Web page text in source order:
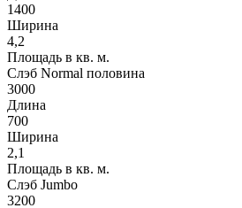
1400
Ширина
4,2
Площадь в кв. м.
Слэб Normal половина
3000
Длина
700
Ширина
2,1
Площадь в кв. м.
Слэб Jumbo
3200